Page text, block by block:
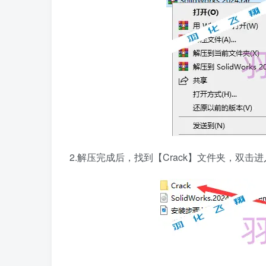
2.解压完成后，找到【Crack】文件夹，双击